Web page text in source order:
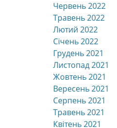
Червень 2022
Травень 2022
Лютий 2022
Січень 2022
Грудень 2021
Листопад 2021
Жовтень 2021
Вересень 2021
Серпень 2021
Травень 2021
Квітень 2021